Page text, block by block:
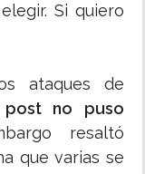
compartida de
Si quiero
ataques de
no puso
resaltó
que varias se